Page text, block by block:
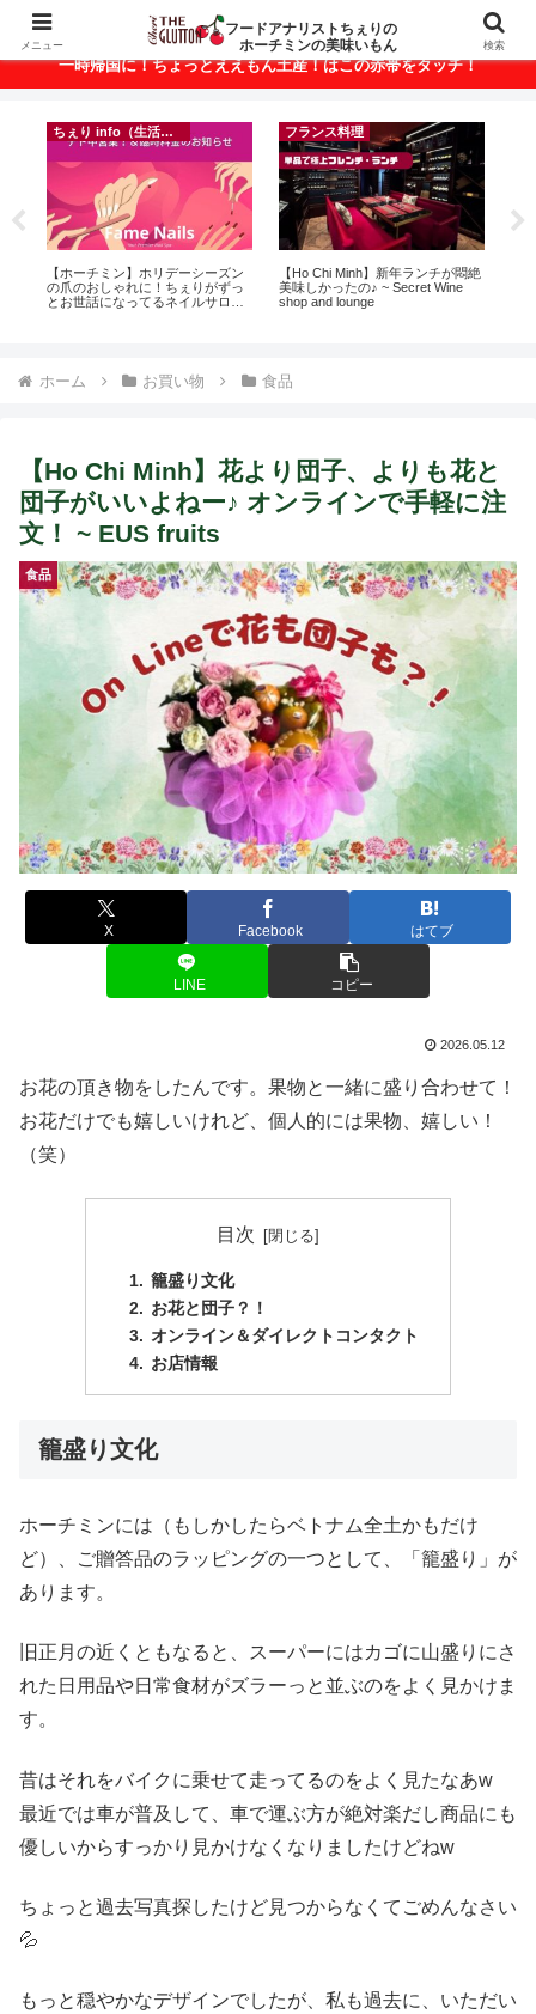
ベトナム・ホーチミンの美味いもんが満載！
一時帰国に！ちょっとええもん土産！はこの赤帯をタッチ！
ちぇり info（生活情報）
【ホーチミン】ホリデーシーズン
の爪のおしゃれに！ちぇりがずっ
とお世話になってるネイルサロン
フランス料理
【Ho Chi Minh】新年ランチが悶絶
美味しかったの♪ ~ Secret Wine
shop and lounge
ホーム お買い物 食品
【Ho Chi Minh】花より団子、よりも花と
団子がいいよねー♪ オンラインで手軽に注
文！ ~ EUS fruits
食品
X Facebook はてブ
LINE コピー
2026.05.12
お花の頂き物をしたんです。果物と一緒に盛り合わせて！
お花だけでも嬉しいけれど、個人的には果物、嬉しい！
（笑）
目次
籠盛り文化
お花と団子？！
オンライン＆ダイレクトコンタクト
お店情報
籠盛り文化
ホーチミンには（もしかしたらベトナム全土かもだけ
ど）、ご贈答品のラッピングの一つとして、「籠盛り」が
あります。
旧正月の近くともなると、スーパーにはカゴに山盛りにさ
れた日用品や日常食材がズラーっと並ぶのをよく見かけま
す。
昔はそれをバイクに乗せて走ってるのをよく見たなあw
最近では車が普及して、車で運ぶ方が絶対楽だし商品にも
優しいからすっかり見かけなくなりましたけどねw
ちょっと過去写真探したけど見つからなくてごめんなさい
💦
もっと穏やかなデザインでしたが、私も過去に、いただい
メニュー
フードアナリストちぇりの
ホーチミンの美味いもん
検索